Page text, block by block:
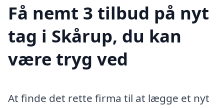
Få nemt 3 tilbud på nyt
tag i Skårup, du kan
være tryg ved
At finde det rette firma til at lægge et nyt